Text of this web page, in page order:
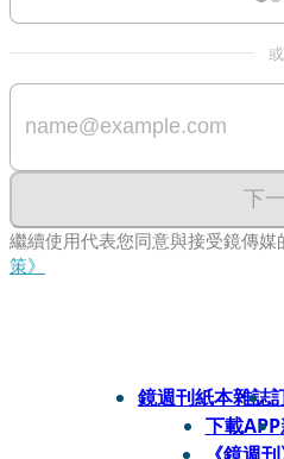
或
下
繼續使用代表您同意與接受鏡傳媒
策》
鏡週刊紙本雜誌
下載APP